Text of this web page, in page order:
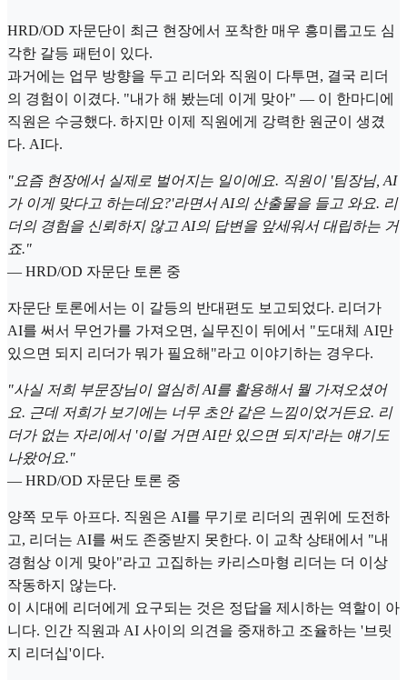
HRD/OD 자문단이 최근 현장에서 포착한 매우 흥미롭고도 심
각한 갈등 패턴이 있다.
과거에는 업무 방향을 두고 리더와 직원이 다투면, 결국 리더
의 경험이 이겼다. "내가 해 봤는데 이게 맞아" — 이 한마디에
직원은 수긍했다. 하지만 이제 직원에게 강력한 원군이 생겼
다. AI다.
"요즘 현장에서 실제로 벌어지는 일이에요. 직원이 '팀장님, AI
가 이게 맞다고 하는데요?'라면서 AI의 산출물을 들고 와요. 리
더의 경험을 신뢰하지 않고 AI의 답변을 앞세워서 대립하는 거
죠."
— HRD/OD 자문단 토론 중
자문단 토론에서는 이 갈등의 반대편도 보고되었다. 리더가
AI를 써서 무언가를 가져오면, 실무진이 뒤에서 "도대체 AI만
있으면 되지 리더가 뭐가 필요해"라고 이야기하는 경우다.
"사실 저희 부문장님이 열심히 AI를 활용해서 뭘 가져오셨어
요. 근데 저희가 보기에는 너무 초안 같은 느낌이었거든요. 리
더가 없는 자리에서 '이럴 거면 AI만 있으면 되지'라는 얘기도
나왔어요."
— HRD/OD 자문단 토론 중
양쪽 모두 아프다. 직원은 AI를 무기로 리더의 권위에 도전하
고, 리더는 AI를 써도 존중받지 못한다. 이 교착 상태에서 "내
경험상 이게 맞아"라고 고집하는 카리스마형 리더는 더 이상
작동하지 않는다.
이 시대에 리더에게 요구되는 것은 정답을 제시하는 역할이 아
니다. 인간 직원과 AI 사이의 의견을 중재하고 조율하는 '브릿
지 리더십'이다.